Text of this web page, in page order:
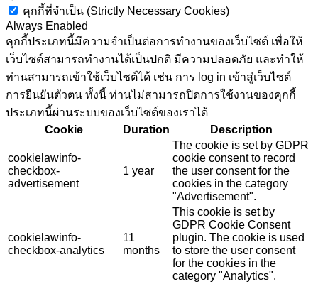
คุกกี้ที่จำเป็น (Strictly Necessary Cookies)
Always Enabled
คุกกี้ประเภทนี้มีความจำเป็นต่อการทำงานของเว็บไซต์ เพื่อให้
เว็บไซต์สามารถทำงานได้เป็นปกติ มีความปลอดภัย และทำให้
ท่านสามารถเข้าใช้เว็บไซต์ได้ เช่น การ log in เข้าสู่เว็บไซต์
การยืนยันตัวตน ทั้งนี้ ท่านไม่สามารถปิดการใช้งานของคุกกี้
ประเภทนี้ผ่านระบบของเว็บไซต์ของเราได้
Cookie
Duration Description
cookielawinfo-
checkbox-
advertisement
1 year
The cookie is set by GDPR
cookie consent to record
the user consent for the
cookies in the category
"Advertisement".
cookielawinfo-
checkbox-analytics
11
months
This cookie is set by
GDPR Cookie Consent
plugin. The cookie is used
to store the user consent
for the cookies in the
category "Analytics".